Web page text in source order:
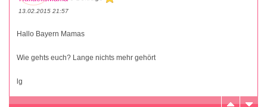
13.02.2015 21:57
Hallo Bayern Mamas
Wie gehts euch? Lange nichts mehr gehört
lg